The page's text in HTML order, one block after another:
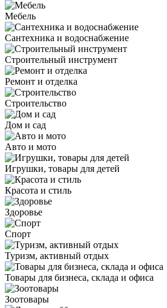
Мебель
Сантехника и водоснабжение
Строительный инструмент
Ремонт и отделка
Строительство
Дом и сад
Авто и мото
Игрушки, товары для детей
Красота и стиль
Здоровье
Спорт
Туризм, активный отдых
Товары для бизнеса, склада и офиса
Зоотовары